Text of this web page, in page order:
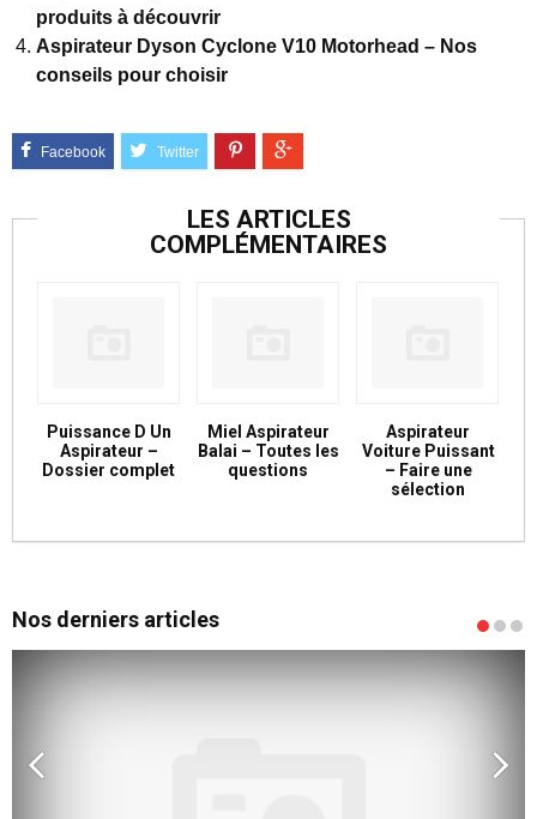
produits à découvrir
Aspirateur Dyson Cyclone V10 Motorhead – Nos
conseils pour choisir
LES ARTICLES
COMPLÉMENTAIRES
Puissance D Un
Aspirateur –
Dossier complet
Miel Aspirateur
Balai – Toutes les
questions
Aspirateur
Voiture Puissant
– Faire une
sélection
Nos derniers articles